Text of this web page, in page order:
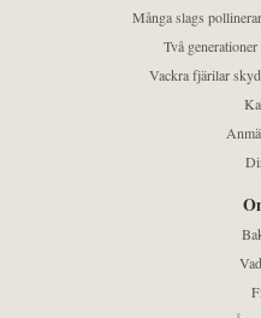
Många slags
Två
Vackra fjärilar